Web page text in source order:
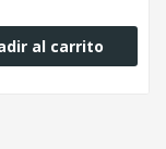
al carrito